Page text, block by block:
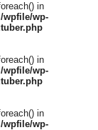
in
wpfile/wp-
in
wpfile/wp-
in
wpfile/wp-